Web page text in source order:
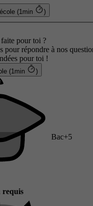
(1min )
pour toi ?
pour répondre à nos
pour toi !
(1min )
requis
Bac+5